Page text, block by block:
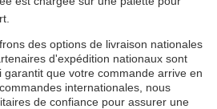
des options de livraison nationales
d'expédition nationaux sont
garantit que votre commande arrive en
internationales, nous
de confiance pour assurer une